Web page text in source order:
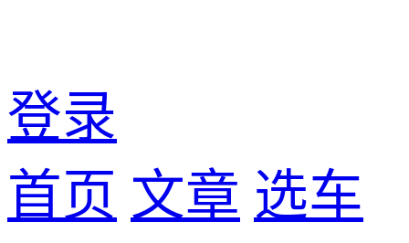
登录
首页 文章 选车